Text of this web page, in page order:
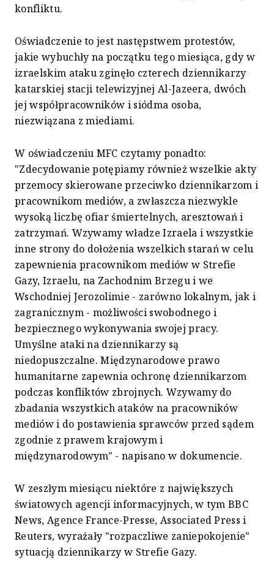
konfliktu.
Oświadczenie to jest następstwem protestów,
jakie wybuchły na początku tego miesiąca, gdy w
izraelskim ataku zginęło czterech dziennikarzy
katarskiej stacji telewizyjnej Al-Jazeera, dwóch
jej współpracowników i siódma osoba,
niezwiązana z miediami.
W oświadczeniu MFC czytamy ponadto:
"Zdecydowanie potępiamy również wszelkie akty
przemocy skierowane przeciwko dziennikarzom i
pracownikom mediów, a zwłaszcza niezwykle
wysoką liczbę ofiar śmiertelnych, aresztowań i
zatrzymań. Wzywamy władze Izraela i wszystkie
inne strony do dołożenia wszelkich starań w celu
zapewnienia pracownikom mediów w Strefie
Gazy, Izraelu, na Zachodnim Brzegu i we
Wschodniej Jerozolimie - zarówno lokalnym, jak i
zagranicznym - możliwości swobodnego i
bezpiecznego wykonywania swojej pracy.
Umyślne ataki na dziennikarzy są
niedopuszczalne. Międzynarodowe prawo
humanitarne zapewnia ochronę dziennikarzom
podczas konfliktów zbrojnych. Wzywamy do
zbadania wszystkich ataków na pracowników
mediów i do postawienia sprawców przed sądem
zgodnie z prawem krajowym i
międzynarodowym" - napisano w dokumencie.
W zeszłym miesiącu niektóre z największych
światowych agencji informacyjnych, w tym BBC
News, Agence France-Presse, Associated Press i
Reuters, wyrażały "rozpaczliwe zaniepokojenie"
sytuacją dziennikarzy w Strefie Gazy.